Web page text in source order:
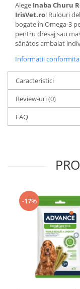
Alege Inaba Churu
IrisVet.ro! Rulouri
bogate în Omega-3
pentru dresaj sau
sănătos ambalat
Informatii
Caracteristici
Review-uri(0)
FAQ
-17%